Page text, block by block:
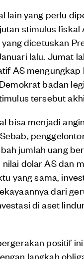
lain yang perlu
stimulus fiskal
yang dicetuskan
lalu. Jumat
AS mengungkap
badan
tersebut
bisa menjadi
jumlah uang
dolar AS dan
yang sama,
dari
di aset
positif
langkah